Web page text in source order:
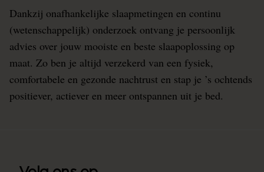
Dankzij onafhankelijke slaapmetingen en continu
(wetenschappelijk) onderzoek ontvang je persoonlijk
advies over jouw mooiste en beste slaapoplossing op
maat. Zo ben je altijd verzekerd van een fysiek,
comfortabele en gezonde nachtrust en stap je ’s ochtends
positiever, actiever en meer ontspannen uit je bed.